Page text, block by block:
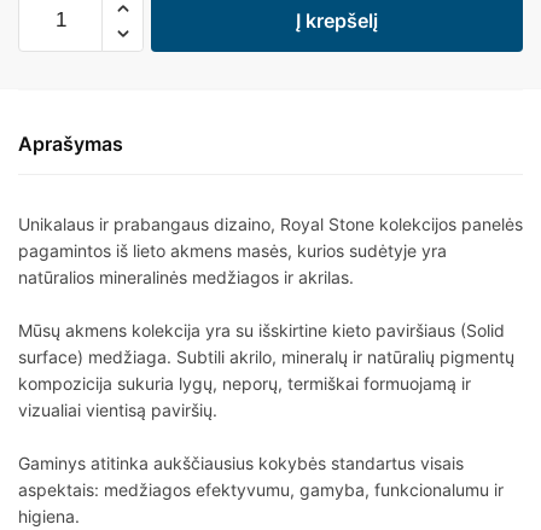
Į krepšelį
Aprašymas
Unikalaus ir prabangaus dizaino, Royal Stone kolekcijos panelės
pagamintos iš lieto akmens masės, kurios sudėtyje yra
natūralios mineralinės medžiagos ir akrilas.
Mūsų akmens kolekcija yra su išskirtine kieto paviršiaus (Solid
surface) medžiaga. Subtili akrilo, mineralų ir natūralių pigmentų
kompozicija sukuria lygų, neporų, termiškai formuojamą ir
vizualiai vientisą paviršių.
Gaminys atitinka aukščiausius kokybės standartus visais
aspektais: medžiagos efektyvumu, gamyba, funkcionalumu ir
higiena.